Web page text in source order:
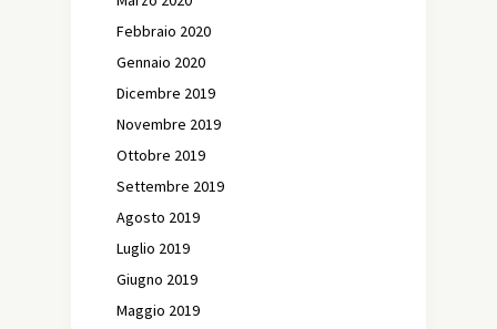
Febbraio 2020
Gennaio 2020
Dicembre 2019
Novembre 2019
Ottobre 2019
Settembre 2019
Agosto 2019
Luglio 2019
Giugno 2019
Maggio 2019